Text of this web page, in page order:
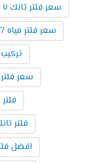
سعر فلتر تانك ٧ مراحل
سعر فلتر مياه 7 مراحل تايواني امريكي 2019
سعر فلتر تانك 7
فلتر
فلتر تانك 7 مراحل
افضل فلتر مياه